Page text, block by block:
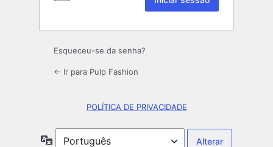
Esqueceu-se da senha?
← Ir para Pulp Fashion
POLÍTICA DE PRIVACIDADE
Idioma